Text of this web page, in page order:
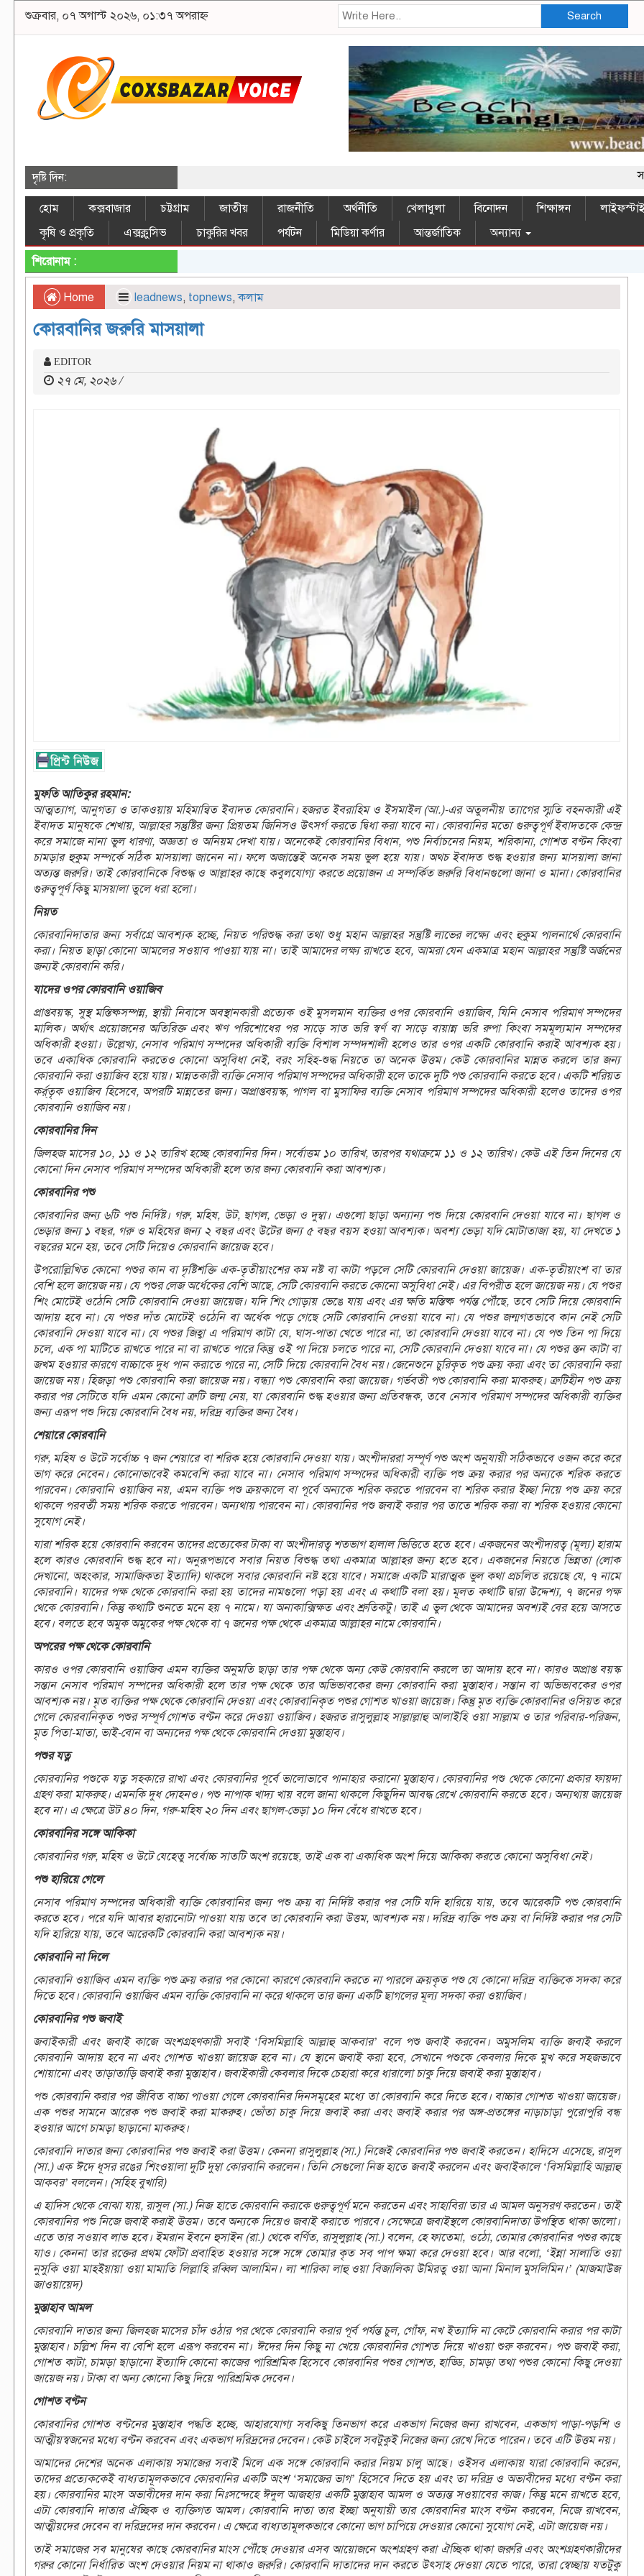
শুক্রবার, ০৭ অগাস্ট ২০২৬, ০১:৩৭ অপরাহ্ন Search
দৃষ্টি দিন: সম্মানিত
হোম কক্সবাজার চট্টগ্রাম জাতীয় রাজনীতি অর্থনীতি খেলাধুলা বিনোদন শিক্ষাঙ্গন
কৃষি ও প্রকৃতি
এক্সক্লুসিভ চাকুরির খবর পর্যটন মিডিয়া কর্ণার আন্তর্জাতিক
অন্যান্য
শিরোনাম :
Home leadnews, topnews,কলাম
কোরবানির জরুরি মাসয়ালা
EDITOR
২৭ মে, ২০২৬ /
মুফতি আতিকুর রহমান:
আত্মত্যাগ, আনুগত্য ও তাকওয়ায় মহিমান্বিত ইবাদত কোরবানি। হজরত ইবরাহিম ও ইসমাইল (আ.)-এর অতুলনীয় ত্যাগের স্মৃতি বহনকারী এই
ইবাদত মানুষকে শেখায়, আল্লাহর সন্তুষ্টির জন্য প্রিয়তম জিনিসও উৎসর্গ করতে দ্বিধা করা যাবে না। কোরবানির মতো গুরুত্বপূর্ণ ইবাদতকে কেন্দ্র
করে সমাজে নানা ভুল ধারণা, অজ্ঞতা ও অনিয়ম দেখা যায়। অনেকেই কোরবানির বিধান, পশু নির্বাচনের নিয়ম, শরিকানা, গোশত বণ্টন কিংবা
চামড়ার হুকুম সম্পর্কে সঠিক মাসয়ালা জানেন না। ফলে অজান্তেই অনেক সময় ভুল হয়ে যায়। অথচ ইবাদত শুদ্ধ হওয়ার জন্য মাসয়ালা জানা
অত্যন্ত জরুরি। তাই কোরবানিকে বিশুদ্ধ ও আল্লাহর কাছে কবুলযোগ্য করতে প্রয়োজন এ সম্পর্কিত জরুরি বিধানগুলো জানা ও মানা। কোরবানির
গুরুত্বপূর্ণ কিছু মাসয়ালা তুলে ধরা হলো।
নিয়ত
কোরবানিদাতার জন্য সর্বাগ্রে আবশ্যক হচ্ছে, নিয়ত পরিশুদ্ধ করা তথা শুধু মহান আল্লাহর সন্তুষ্টি লাভের লক্ষ্যে এবং হুকুম পালনার্থে কোরবানি
করা। নিয়ত ছাড়া কোনো আমলের সওয়াব পাওয়া যায় না। তাই আমাদের লক্ষ্য রাখতে হবে, আমরা যেন একমাত্র মহান আল্লাহর সন্তুষ্টি অর্জনের
জন্যই কোরবানি করি।
যাদের ওপর কোরবানি ওয়াজিব
প্রাপ্তবয়স্ক, সুস্থ মস্তিষ্কসম্পন্ন, স্থায়ী নিবাসে অবস্থানকারী প্রত্যেক ওই মুসলমান ব্যক্তির ওপর কোরবানি ওয়াজিব, যিনি নেসাব পরিমাণ সম্পদের
মালিক। অর্থাৎ প্রয়োজনের অতিরিক্ত এবং ঋণ পরিশোধের পর সাড়ে সাত ভরি স্বর্ণ বা সাড়ে বায়ান্ন ভরি রুপা কিংবা সমমূল্যমান সম্পদের
অধিকারী হওয়া। উল্লেখ্য, নেসাব পরিমাণ সম্পদের অধিকারী ব্যক্তি বিশাল সম্পদশালী হলেও তার ওপর একটি কোরবানি করাই আবশ্যক হয়।
তবে একাধিক কোরবানি করতেও কোনো অসুবিধা নেই, বরং সহিহ-শুদ্ধ নিয়তে তা অনেক উত্তম। কেউ কোরবানির মান্নত করলে তার জন্য
কোরবানি করা ওয়াজিব হয়ে যায়। মান্নতকারী ব্যক্তি নেসাব পরিমাণ সম্পদের অধিকারী হলে তাকে দুটি পশু কোরবানি করতে হবে। একটি শরিয়ত
কর্র্তৃক ওয়াজিব হিসেবে, অপরটি মান্নতের জন্য। অপ্রাপ্তবয়স্ক, পাগল বা মুসাফির ব্যক্তি নেসাব পরিমাণ সম্পদের অধিকারী হলেও তাদের ওপর
কোরবানি ওয়াজিব নয়।
কোরবানির দিন
জিলহজ মাসের ১০, ১১ ও ১২ তারিখ হচ্ছে কোরবানির দিন। সর্বোত্তম ১০ তারিখ, তারপর যথাক্রমে ১১ ও ১২ তারিখ। কেউ এই তিন দিনের যে
কোনো দিন নেসাব পরিমাণ সম্পদের অধিকারী হলে তার জন্য কোরবানি করা আবশ্যক।
কোরবানির পশু
কোরবানির জন্য ৬টি পশু নির্দিষ্ট। গরু, মহিষ, উট, ছাগল, ভেড়া ও দুম্বা। এগুলো ছাড়া অন্যান্য পশু দিয়ে কোরবানি দেওয়া যাবে না। ছাগল ও
ভেড়ার জন্য ১ বছর, গরু ও মহিষের জন্য ২ বছর এবং উটের জন্য ৫ বছর বয়স হওয়া আবশ্যক। অবশ্য ভেড়া যদি মোটাতাজা হয়, যা দেখতে ১
বছরের মনে হয়, তবে সেটি দিয়েও কোরবানি জায়েজ হবে।
উপরোল্লিখিত কোনো পশুর কান বা দৃষ্টিশক্তি এক-তৃতীয়াংশের কম নষ্ট বা কাটা পড়লে সেটি কোরবানি দেওয়া জায়েজ। এক-তৃতীয়াংশ বা তার
বেশি হলে জায়েজ নয়। যে পশুর লেজ অর্ধেকের বেশি আছে, সেটি কোরবানি করতে কোনো অসুবিধা নেই। এর বিপরীত হলে জায়েজ নয়। যে পশুর
শিং মোটেই ওঠেনি সেটি কোরবানি দেওয়া জায়েজ। যদি শিং গোড়ায় ভেঙে যায় এবং এর ক্ষতি মস্তিষ্ক পর্যন্ত পৌঁছে, তবে সেটি দিয়ে কোরবানি
আদায় হবে না। যে পশুর দাঁত মোটেই ওঠেনি বা অর্ধেক পড়ে গেছে সেটি কোরবানি দেওয়া যাবে না। যে পশুর জন্মগতভাবে কান নেই সেটি
কোরবানি দেওয়া যাবে না। যে পশুর জিহ্বা এ পরিমাণ কাটা যে, ঘাস-পাতা খেতে পারে না, তা কোরবানি দেওয়া যাবে না। যে পশু তিন পা দিয়ে
চলে, এক পা মাটিতে রাখতে পারে না বা রাখতে পারে কিন্তু ওই পা দিয়ে চলতে পারে না, সেটি কোরবানি দেওয়া যাবে না। যে পশুর স্তন কাটা বা
জখম হওয়ার কারণে বাচ্চাকে দুধ পান করাতে পারে না, সেটি দিয়ে কোরবানি বৈধ নয়। জেনেশুনে চুরিকৃত পশু ক্রয় করা এবং তা কোরবানি করা
জায়েজ নয়। হিজড়া পশু কোরবানি করা জায়েজ নয়। বন্ধ্যা পশু কোরবানি করা জায়েজ। গর্ভবতী পশু কোরবানি করা মাকরুহ। ত্রুটিহীন পশু ক্রয়
করার পর সেটিতে যদি এমন কোনো ত্রুটি জন্ম নেয়, যা কোরবানি শুদ্ধ হওয়ার জন্য প্রতিবন্ধক, তবে নেসাব পরিমাণ সম্পদের অধিকারী ব্যক্তির
জন্য এরূপ পশু দিয়ে কোরবানি বৈধ নয়, দরিদ্র ব্যক্তির জন্য বৈধ।
শেয়ারে কোরবানি
গরু, মহিষ ও উটে সর্বোচ্চ ৭ জন শেয়ারে বা শরিক হয়ে কোরবানি দেওয়া যায়। অংশীদাররা সম্পূর্ণ পশু অংশ অনুযায়ী সঠিকভাবে ওজন করে করে
ভাগ করে নেবেন। কোনোভাবেই কমবেশি করা যাবে না। নেসাব পরিমাণ সম্পদের অধিকারী ব্যক্তি পশু ক্রয় করার পর অন্যকে শরিক করতে
পারবেন। কোরবানি ওয়াজিব নয়, এমন ব্যক্তি পশু ক্রয়কালে বা পূর্বে অন্যকে শরিক করতে পারবেন বা শরিক করার ইচ্ছা নিয়ে পশু ক্রয় করে
থাকলে পরবর্তী সময় শরিক করতে পারবেন। অন্যথায় পারবেন না। কোরবানির পশু জবাই করার পর তাতে শরিক করা বা শরিক হওয়ার কোনো
সুযোগ নেই।
যারা শরিক হয়ে কোরবানি করবেন তাদের প্রত্যেকের টাকা বা অংশীদারত্ব শতভাগ হালাল ভিত্তিতে হতে হবে। একজনের অংশীদারত্ব (মূল্য) হারাম
হলে কারও কোরবানি শুদ্ধ হবে না। অনুরূপভাবে সবার নিয়ত বিশুদ্ধ তথা একমাত্র আল্লাহর জন্য হতে হবে। একজনের নিয়তে ভিন্নতা (লোক
দেখানো, অহংকার, সামাজিকতা ইত্যাদি) থাকলে সবার কোরবানি নষ্ট হয়ে যাবে। সমাজে একটি মারাত্মক ভুল কথা প্রচলিত রয়েছে যে, ৭ নামে
কোরবানি। যাদের পক্ষ থেকে কোরবানি করা হয় তাদের নামগুলো পড়া হয় এবং এ কথাটি বলা হয়। মূলত কথাটি দ্বারা উদ্দেশ্য, ৭ জনের পক্ষ
থেকে কোরবানি। কিন্তু কথাটি শুনতে মনে হয় ৭ নামে। যা অনাকাক্সিক্ষত এবং শ্রুতিকটু। তাই এ ভুল থেকে আমাদের অবশ্যই বের হয়ে আসতে
হবে। বলতে হবে অমুক অমুকের পক্ষ থেকে বা ৭ জনের পক্ষ থেকে একমাত্র আল্লাহর নামে কোরবানি।
অপরের পক্ষ থেকে কোরবানি
কারও ওপর কোরবানি ওয়াজিব এমন ব্যক্তির অনুমতি ছাড়া তার পক্ষ থেকে অন্য কেউ কোরবানি করলে তা আদায় হবে না। কারও অপ্রাপ্ত বয়স্ক
সন্তান নেসাব পরিমাণ সম্পদের অধিকারী হলে তার পক্ষ থেকে তার অভিভাবকের জন্য কোরবানি করা মুস্তাহাব। সন্তান বা অভিভাবকের ওপর
আবশ্যক নয়। মৃত ব্যক্তির পক্ষ থেকে কোরবানি দেওয়া এবং কোরবানিকৃত পশুর গোশত খাওয়া জায়েজ। কিন্তু মৃত ব্যক্তি কোরবানির ওসিয়ত করে
গেলে কোরবানিকৃত পশুর সম্পূর্ণ গোশত বণ্টন করে দেওয়া ওয়াজিব। হজরত রাসুলুল্লাহ সাল্লাল্লাহু আলাইহি ওয়া সাল্লাম ও তার পরিবার-পরিজন,
মৃত পিতা-মাতা, ভাই-বোন বা অন্যদের পক্ষ থেকে কোরবানি দেওয়া মুস্তাহাব।
পশুর যত্ন
কোরবানির পশুকে যত্ন সহকারে রাখা এবং কোরবানির পূর্বে ভালোভাবে পানাহার করানো মুস্তাহাব। কোরবানির পশু থেকে কোনো প্রকার ফায়দা
গ্রহণ করা মাকরুহ। এমনকি দুধ দোহনও। পশু নাপাক খাদ্য খায় বলে জানা থাকলে কিছুদিন আবদ্ধ রেখে কোরবানি করতে হবে। অন্যথায় জায়েজ
হবে না। এ ক্ষেত্রে উট ৪০ দিন, গরু-মহিষ ২০ দিন এবং ছাগল-ভেড়া ১০ দিন বেঁধে রাখতে হবে।
কোরবানির সঙ্গে আকিকা
কোরবানির গরু, মহিষ ও উটে যেহেতু সর্বোচ্চ সাতটি অংশ রয়েছে, তাই এক বা একাধিক অংশ দিয়ে আকিকা করতে কোনো অসুবিধা নেই।
পশু হারিয়ে গেলে
নেসাব পরিমাণ সম্পদের অধিকারী ব্যক্তি কোরবানির জন্য পশু ক্রয় বা নির্দিষ্ট করার পর সেটি যদি হারিয়ে যায়, তবে আরেকটি পশু কোরবানি
করতে হবে। পরে যদি আবার হারানোটা পাওয়া যায় তবে তা কোরবানি করা উত্তম, আবশ্যক নয়। দরিদ্র ব্যক্তি পশু ক্রয় বা নির্দিষ্ট করার পর সেটি
যদি হারিয়ে যায়, তবে আরেকটি কোরবানি করা আবশ্যক নয়।
কোরবানি না দিলে
কোরবানি ওয়াজিব এমন ব্যক্তি পশু ক্রয় করার পর কোনো কারণে কোরবানি করতে না পারলে ক্রয়কৃত পশু যে কোনো দরিদ্র ব্যক্তিকে সদকা করে
দিতে হবে। কোরবানি ওয়াজিব এমন ব্যক্তি কোরবানি না করে থাকলে তার জন্য একটি ছাগলের মূল্য সদকা করা ওয়াজিব।
কোরবানির পশু জবাই
জবাইকারী এবং জবাই কাজে অংশগ্রহণকারী সবাই ‘বিসমিল্লাহি আল্লাহু আকবার’ বলে পশু জবাই করবেন। অমুসলিম ব্যক্তি জবাই করলে
কোরবানি আদায় হবে না এবং গোশত খাওয়া জায়েজ হবে না। যে স্থানে জবাই করা হবে, সেখানে পশুকে কেবলার দিকে মুখ করে সহজভাবে
শোয়ানো এবং তাড়াতাড়ি জবাই করা মুস্তাহাব। জবাইকারী কেবলার দিকে চেহারা করে ধারালো চাকু দিয়ে জবাই করা মুস্তাহাব।
পশু কোরবানি করার পর জীবিত বাচ্চা পাওয়া গেলে কোরবানির দিনসমূহের মধ্যে তা কোরবানি করে দিতে হবে। বাচ্চার গোশত খাওয়া জায়েজ।
এক পশুর সামনে আরেক পশু জবাই করা মাকরুহ। ভোঁতা চাকু দিয়ে জবাই করা এবং জবাই করার পর অঙ্গ-প্রতঙ্গের নাড়াচাড়া পুরোপুরি বন্ধ
হওয়ার আগে চামড়া ছাড়ানো মাকরুহ।
কোরবানি দাতার জন্য কোরবানির পশু জবাই করা উত্তম। কেননা রাসুলুল্লাহ (সা.) নিজেই কোরবানির পশু জবাই করতেন। হাদিসে এসেছে, রাসুল
(সা.) এক ঈদে ধূসর রঙের শিংওয়ালা দুটি দুম্বা কোরবানি করলেন। তিনি সেগুলো নিজ হাতে জবাই করলেন এবং জবাইকালে ‘বিসমিল্লাহি আল্লাহু
আকবর’ বললেন। (সহিহ বুখারি)
এ হাদিস থেকে বোঝা যায়, রাসুল (সা.) নিজ হাতে কোরবানি করাকে গুরুত্বপূর্ণ মনে করতেন এবং সাহাবিরা তার এ আমল অনুসরণ করতেন। তাই
কোরবানির পশু নিজে জবাই করাই উত্তম। তবে অন্যকে দিয়েও জবাই করাতে পারবে। সেক্ষেত্রে জবাইস্থলে কোরবানিদাতা উপস্থিত থাকা ভালো।
এতে তার সওয়াব লাভ হবে। ইমরান ইবনে হুসাইন (রা.) থেকে বর্ণিত, রাসুলুল্লাহ (সা.) বলেন, হে ফাতেমা, ওঠো, তোমার কোরবানির পশুর কাছে
যাও। কেননা তার রক্তের প্রথম ফোঁটা প্রবাহিত হওয়ার সঙ্গে সঙ্গে তোমার কৃত সব পাপ ক্ষমা করে দেওয়া হবে। আর বলো, ‘ইন্না সালাতি ওয়া
নুসুকি ওয়া মাহইয়ায়া ওয়া মামাতি লিল্লাহি রব্বিল আলামিন। লা শারিকা লাহু ওয়া বিজালিকা উমিরতু ওয়া আনা মিনাল মুসলিমিন।’ (মাজমাউজ
জাওয়ায়েদ)
মুস্তাহাব আমল
কোরবানি দাতার জন্য জিলহজ মাসের চাঁদ ওঠার পর থেকে কোরবানি করার পূর্ব পর্যন্ত চুল, গোঁফ, নখ ইত্যাদি না কেটে কোরবানি করার পর কাটা
মুস্তাহাব। চল্লিশ দিন বা বেশি হলে এরূপ করবেন না। ঈদের দিন কিছু না খেয়ে কোরবানির গোশত দিয়ে খাওয়া শুরু করবেন। পশু জবাই করা,
গোশত কাটা, চামড়া ছাড়ানো ইত্যাদি কোনো কাজের পারিশ্রমিক হিসেবে কোরবানির পশুর গোশত, হাড্ডি, চামড়া তথা পশুর কোনো কিছু দেওয়া
জায়েজ নয়। টাকা বা অন্য কোনো কিছু দিয়ে পারিশ্রমিক দেবেন।
গোশত বণ্টন
কোরবানির গোশত বণ্টনের মুস্তাহাব পদ্ধতি হচ্ছে, আহারযোগ্য সবকিছু তিনভাগ করে একভাগ নিজের জন্য রাখবেন, একভাগ পাড়া-পড়শি ও
আত্মীয়স্বজনের মধ্যে বণ্টন করবেন এবং একভাগ দরিদ্রদের দেবেন। কেউ চাইলে সবটুকুই নিজের জন্য রেখে দিতে পারেন। তবে এটি উত্তম নয়।
আমাদের দেশের অনেক এলাকায় সমাজের সবাই মিলে এক সঙ্গে কোরবানি করার নিয়ম চালু আছে। ওইসব এলাকায় যারা কোরবানি করেন,
তাদের প্রত্যেককেই বাধ্যতামূলকভাবে কোরবানির একটি অংশ ‘সমাজের ভাগ’ হিসেবে দিতে হয় এবং তা দরিদ্র ও অভাবীদের মধ্যে বণ্টন করা
হয়। কোরবানির মাংস অভাবীদের দান করা নিঃসন্দেহে ঈদুল আজহার একটি মুস্তাহাব আমল ও অত্যন্ত সওয়াবের কাজ। কিন্তু মনে রাখতে হবে,
এটা কোরবানি দাতার ঐচ্ছিক ও ব্যক্তিগত আমল। কোরবানি দাতা তার ইচ্ছা অনুযায়ী তার কোরবানির মাংস বণ্টন করবেন, নিজে রাখবেন,
আত্মীয়দের দেবেন বা দরিদ্রদের দান করবেন। এ ক্ষেত্রে বাধ্যতামূলকভাবে কোনো ভাগ চাপিয়ে দেওয়ার কোনো সুযোগ নেই, এটা জায়েজ নয়।
তাই সমাজের সব মানুষের কাছে কোরবানির মাংস পৌঁছে দেওয়ার এসব আয়োজনে অংশগ্রহণ করা ঐচ্ছিক থাকা জরুরি এবং অংশগ্রহণকারীদের
গরুর কোনো নির্ধারিত অংশ দেওয়ার নিয়ম না থাকাও জরুরি। কোরবানি দাতাদের দান করতে উৎসাহ দেওয়া যেতে পারে, তারা স্বেচ্ছায় যতটুকু